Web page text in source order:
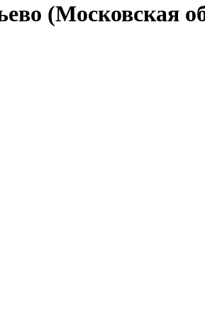
(Московская